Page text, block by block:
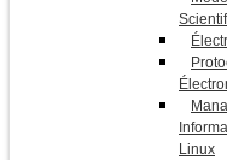
Linux